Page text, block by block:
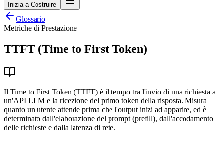
Inizia a Costruire
Glossario
Metriche di Prestazione
TTFT (Time to First Token)
Il Time to First Token (TTFT) è il tempo tra l'invio di una richiesta a
un'API LLM e la ricezione del primo token della risposta. Misura
quanto un utente attende prima che l'output inizi ad apparire, ed è
determinato dall'elaborazione del prompt (prefill), dall'accodamento
delle richieste e dalla latenza di rete.